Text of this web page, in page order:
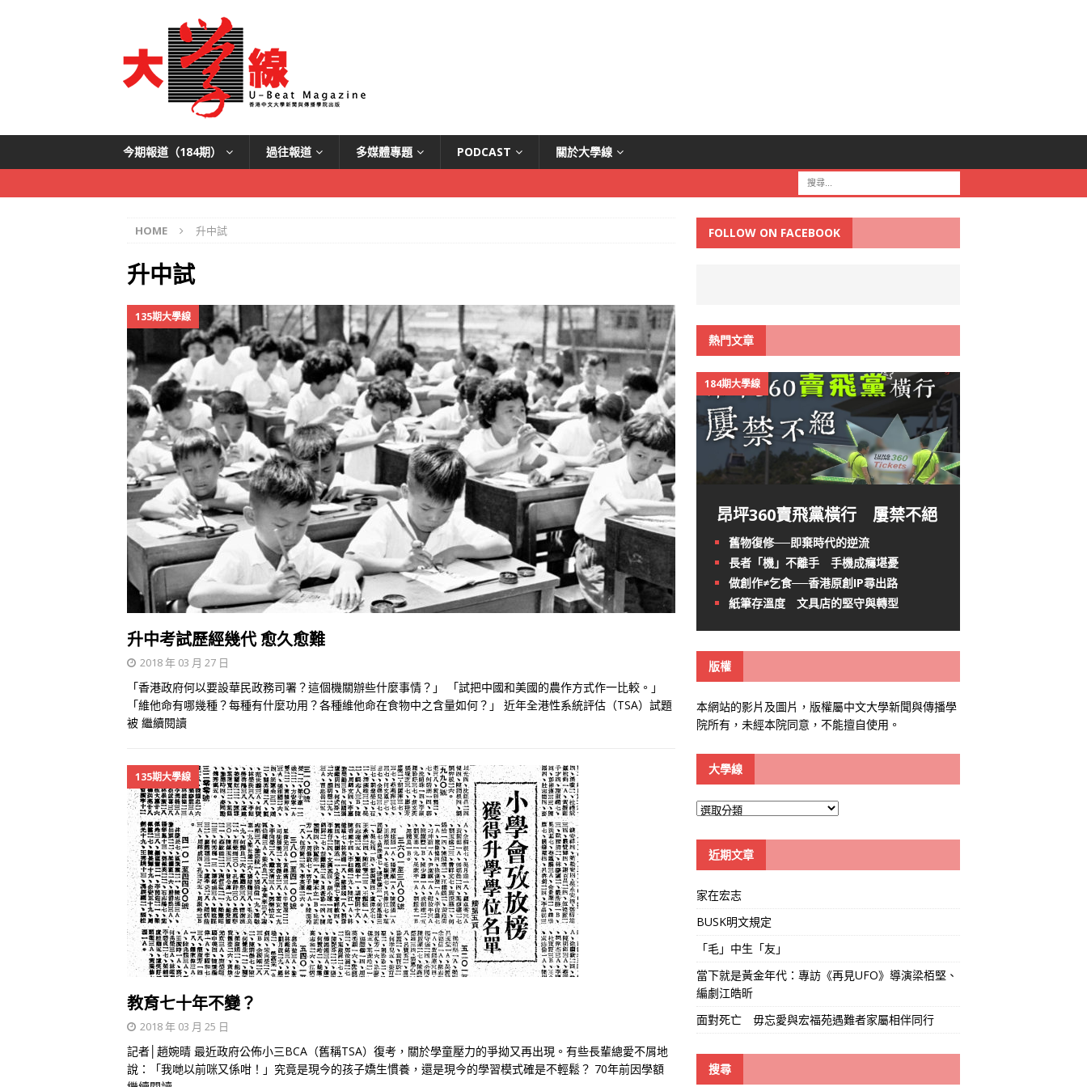
今期報道（184期） 過往報道 多媒體專題 PODCAST 關於大學線
HOME 升中試
升中試
135期大學線
升中考試歷經幾代 愈久愈難
2018 年 03 月 27 日
「香港政府何以要設華民政務司署？這個機關辦些什麼事情？」 「試把中國和美國的農作方式作一比較。」
「維他命有哪幾種？每種有什麼功用？各種維他命在食物中之含量如何？」 近年全港性系統評估（TSA）試題
被 繼續閱讀
135期大學線
教育七十年不變？
2018 年 03 月 25 日
記者│趙婉晴 最近政府公佈小三BCA（舊稱TSA）復考，關於學童壓力的爭拗又再出現。有些長輩總愛不屑地
說：「我哋以前咪又係咁！」究竟是現今的孩子嬌生慣養，還是現今的學習模式確是不輕鬆？ 70年前因學額
FOLLOW ON FACEBOOK
熱門文章
184期大學線
昂坪360賣飛黨橫行 屢禁不絕
舊物復修──即棄時代的逆流
長者「機」不離手 手機成癮堪憂
做創作≠乞食──香港原創IP尋出路
紙筆存溫度 文具店的堅守與轉型
版權
本網站的影片及圖片，版權屬中文大學新聞與傳播學
院所有，未經本院同意，不能擅自使用。
大學線
大
線
近期文章
家在宏志
BUSK明文規定
「毛」中生「友」
當下就是黃金年代：專訪《再見UFO》導演梁栢堅、
編劇江皓昕
面對死亡 毋忘愛與宏福苑遇難者家屬相伴同行
搜尋